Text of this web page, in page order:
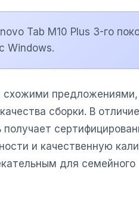
Tab M10 Plus 3-го
Windows.
схожими
сборки. В
получает
и качественную
для семейного